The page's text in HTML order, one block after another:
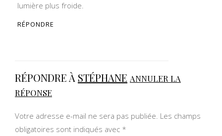
lumière plus froide.
RÉPONDRE
RÉPONDRE À STÉPHANE ANNULER LA
RÉPONSE
Votre adresse e-mail ne sera pas publiée. Les champs
obligatoires sont indiqués avec *